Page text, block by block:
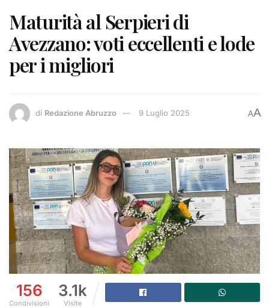
Maturità al Serpieri di
Avezzano: voti eccellenti e lode
per i migliori
di Redazione Abruzzo 9 Luglio 2025 AA
156
Condivisioni
3.1k
Visite